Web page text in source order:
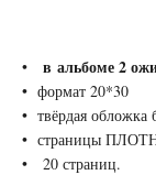
в альбоме 2
формат 20*30
твёрдая обложка
страницы
20 страниц.